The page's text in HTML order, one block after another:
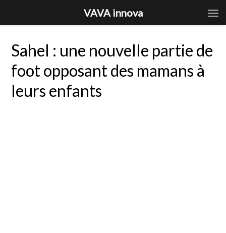
Sahel : une nouvelle partie de
foot opposant des mamans à
leurs enfants
VAVA innova